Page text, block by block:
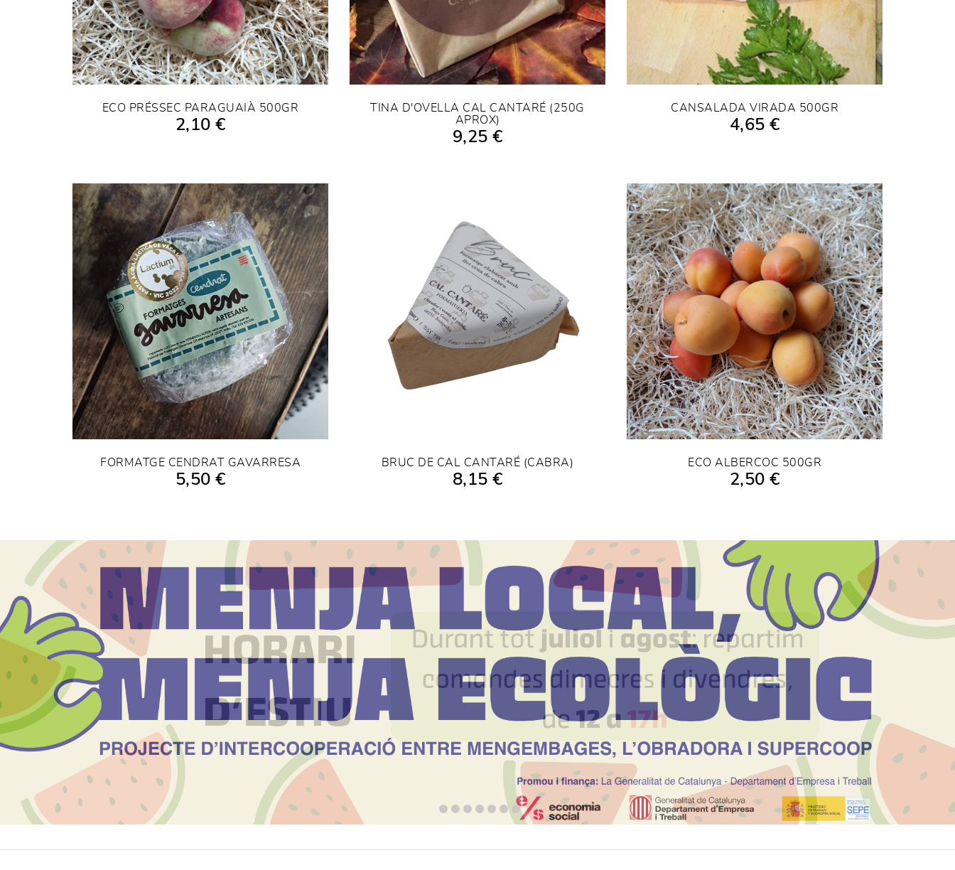
AFEGIR A LA COMPRA
ECO PRÉSSEC PARAGUAIÀ 500GR
2,10 € AFEGIR A LA COMPRA
TINA D'OVELLA CAL CANTARÉ (250G
APROX)
9,25 €
AFEGIR A LA COMPRA
CANSALADA VIRADA 500GR
4,65 €
AFEGIR A LA COMPRA
FORMATGE CENDRAT GAVARRESA
5,50 € AFEGIR A LA COMPRA
BRUC DE CAL CANTARÉ (CABRA)
8,15 € AFEGIR A LA COMPRA
ECO ALBERCOC 500GR
2,50 €